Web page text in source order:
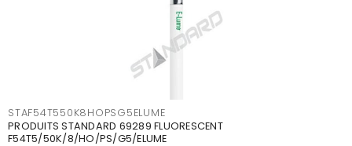
STAF54T550K8HOPSG5ELUME
PRODUITS STANDARD 69289 FLUORESCENT
F54T5/50K/8/HO/PS/G5/ELUME